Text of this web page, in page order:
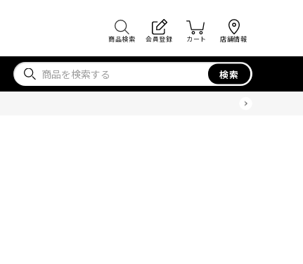
商品検索 会員登録 カート 店舗情報
検索